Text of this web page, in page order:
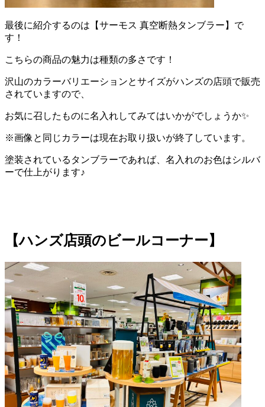
最後に紹介するのは【サーモス 真空断熱タンブラー】で
す！
こちらの商品の魅力は種類の多さです！
沢山のカラーバリエーションとサイズがハンズの店頭で販売
されていますので、
お気に召したものに名入れしてみてはいかがでしょうか✨
※画像と同じカラーは現在お取り扱いが終了しています。
塗装されているタンブラーであれば、名入れのお色はシルバ
ーで仕上がります♪
【ハンズ店頭のビールコーナー】